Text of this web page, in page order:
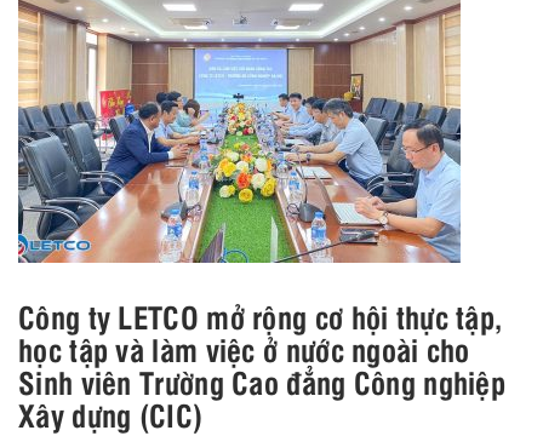
Công ty LETCO mở rộng cơ hội thực tập,
học tập và làm việc ở nước ngoài cho
Sinh viên Trường Cao đẳng Công nghiệp
Xây dựng (CIC)